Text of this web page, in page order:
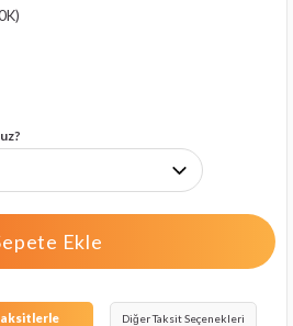
Diğer Taksit Seçenekleri